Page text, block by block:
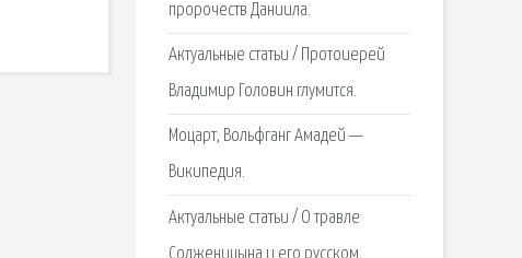
пророчеств Даниила.
Актуальные статьи / Протоиерей
Владимир Головин глумится.
Моцарт, Вольфганг Амадей —
Википедия.
Актуальные статьи / О травле
Солженицына и его русском.